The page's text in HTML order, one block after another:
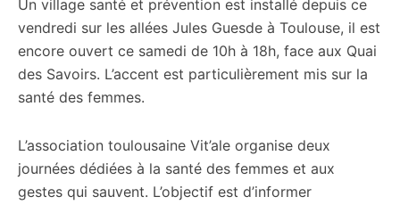
Un village santé et prévention est installé depuis ce
vendredi sur les allées Jules Guesde à Toulouse, il est
encore ouvert ce samedi de 10h à 18h, face aux Quai
des Savoirs. L’accent est particulièrement mis sur la
santé des femmes.
L’association toulousaine Vit’ale organise deux
journées dédiées à la santé des femmes et aux
gestes qui sauvent. L’objectif est d’informer